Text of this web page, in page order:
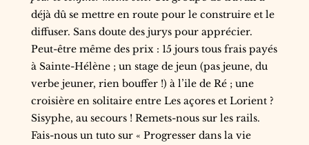
déjà dû se mettre en route pour le construire et le
diffuser. Sans doute des jurys pour apprécier.
Peut-être même des prix : 15 jours tous frais payés
à Sainte-Hélène ; un stage de jeun (pas jeune, du
verbe jeuner, rien bouffer !) à l’ile de Ré ; une
croisière en solitaire entre Les açores et Lorient ?
Sisyphe, au secours ! Remets-nous sur les rails.
Fais-nous un tuto sur « Progresser dans la vie